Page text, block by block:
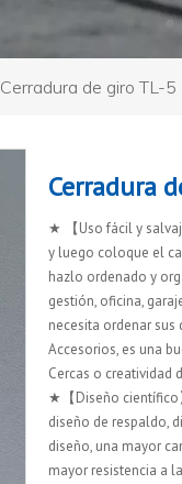
Cerradura de giro TL-5
Cerradura
★ 【Uso fácil y
y luego coloque el
hazlo ordenado y
gestión, oficina,
necesita ordenar
Accesorios, es una
Cercas o creatividad
★【Diseño científico
diseño de respaldo,
diseño, una mayor
mayor resistencia a